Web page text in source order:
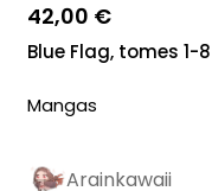
42,00 €
Blue Flag, tomes 1-8
Mangas
Arainkawaii